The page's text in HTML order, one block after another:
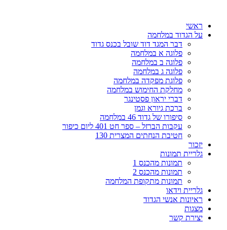
ראשי
על הגדוד במלחמה
דבר המגד דוד שובל בכנס גדוד
פלוגה א במלחמה
פלוגה ב במלחמה
פלוגה ג במלחמה
פלוגת מפקדה במלחמה
מחלקת החימוש במלחמה
דברי יראון פסטינגר
ברכת גיורא וגמן
סיפורו של גדוד 46 במלחמה
עקבות הברזל – ספר חט 401 ליום כיפור
חטיבת הנחתים המצרית 130
יזכור
גלריית תמונות
תמונות מהכנס 1
תמונות מהכנס 2
תמונות מתקופת המלחמה
גלריית וידאו
ראיונות אנשי הגדוד
מצגות
יצירת קשר